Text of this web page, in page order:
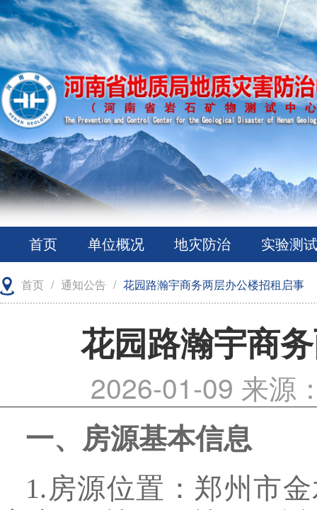
首页 单位概况 地灾防治 实验测试
首页 / 通知公告 / 花园路瀚宇商务两层办公楼招租启事
花园路瀚宇商
2026-01-09 来源
一、房源基本信息
1.房源位置：郑州市